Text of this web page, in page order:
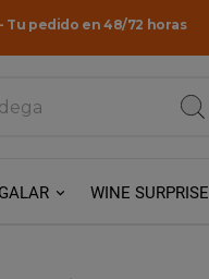
Tu pedido en 48/72 horas
WINE SURPRISE